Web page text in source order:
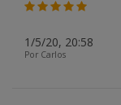
1/5/20, 20:58
Por Carlos